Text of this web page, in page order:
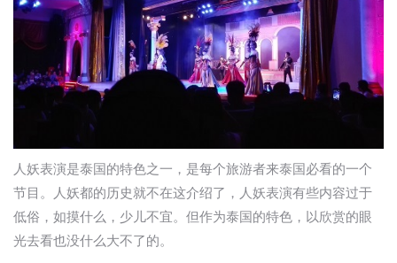
人妖表演是泰国的特色之一，是每个旅游者来泰国必看的一个
节目。人妖都的历史就不在这介绍了，人妖表演有些内容过于
低俗，如摸什么，少儿不宜。但作为泰国的特色，以欣赏的眼
光去看也没什么大不了的。